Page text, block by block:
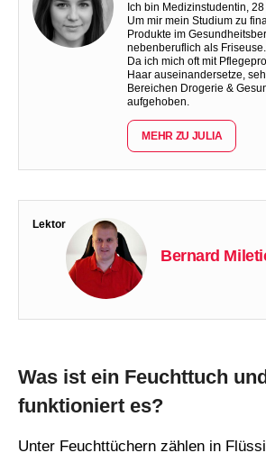
Ich bin Medizinstudentin,
Um mir mein Studium zu
Produkte im
nebenberuflich als Friseuse.
Da ich mich oft mit
Haar auseinandersetze,
Bereichen Drogerie &
aufgehoben.
MEHR ZU JULIA
Lektor
Bernard
Was ist ein Feuchttuch
funktioniert es?
Unter Feuchttüchern zählen in